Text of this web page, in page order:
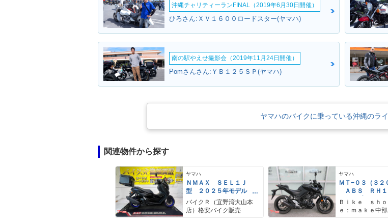
沖縄チャリティーランFINAL（2019年6月30日開催）
ひろさん:ＸＶ１６００ロードスター(ヤマハ)
南の駅やえせ撮影会（2019年11月24日開催）
Pomさんさん:ＹＢ１２５ＳＰ(ヤマハ)
ヤマハのバイクに乗っている沖縄のラ
関連物件から探す
ヤマハ
ＮＭＡＸ ＳＥＬ１Ｊ
型 ２０２５年モデル
ＡＢＳ キーレス リア
キャリア リアＢＯＸ
バイクＲ（宜野湾大山本
店）格安バイク販売
ヤマハ
ＭＴ−０３（３２
ＡＢＳ ＲＨ
グリップヒータ
プＣ充電器
Ｂｉｋｅ ｓｈ
ｅ：ｍａｋｅ中